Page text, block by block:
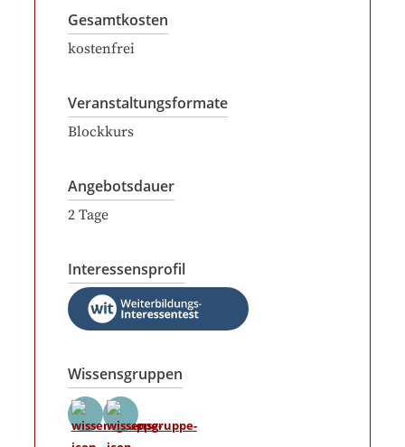
Gesamtkosten
kostenfrei
Veranstaltungsformate
Blockkurs
Angebotsdauer
2 Tage
Interessensprofil
Wissensgruppen